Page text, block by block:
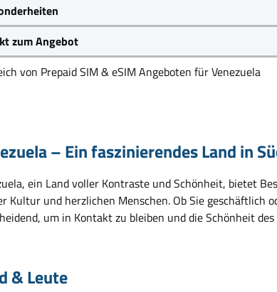
von Prepaid SIM & eSIM Angeboten für Venezuela
zum Angebot
– Ein faszinierendes Land in
ein Land voller Kontraste und Schönheit, bietet
Kultur und herzlichen Menschen. Ob Sie
um in Kontakt zu bleiben und die Schönheit
& Leute